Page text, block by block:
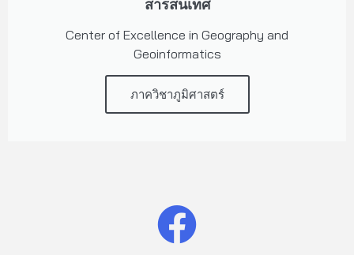
Center of Excellence in Geography and
Geoinformatics
ภาควิชาภูมิศาสตร์